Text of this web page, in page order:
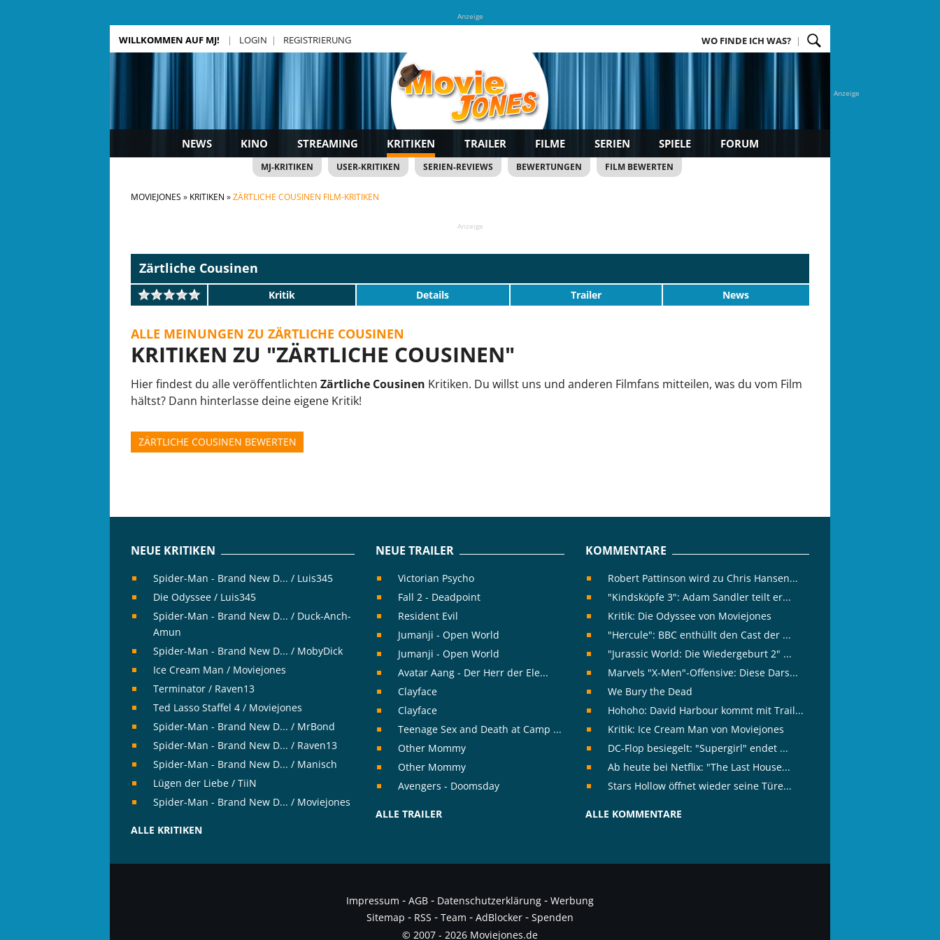
Anzeige
Anzeige
WILLKOMMEN AUF MJ! LOGIN REGISTRIERUNG WO FINDE ICH WAS?
NEWS KINO STREAMING KRITIKEN TRAILER FILME SERIEN SPIELE FORUM
MJ-KRITIKEN USER-KRITIKEN SERIEN-REVIEWS BEWERTUNGEN FILM BEWERTEN
MOVIEJONES KRITIKEN ZÄRTLICHE COUSINEN FILM-KRITIKEN
Anzeige
Zärtliche Cousinen
Kritik Details Trailer News
ALLE MEINUNGEN ZU ZÄRTLICHE COUSINEN
KRITIKEN ZU "ZÄRTLICHE COUSINEN"
Hier findest du alle veröffentlichten Zärtliche Cousinen Kritiken. Du willst uns und anderen Filmfans mitteilen, was du vom Film
hältst? Dann hinterlasse deine eigene Kritik!
ZÄRTLICHE COUSINEN BEWERTEN
NEUE KRITIKEN
Spider-Man - Brand New D... / Luis345
Die Odyssee / Luis345
Spider-Man - Brand New D... / Duck-Anch-
Amun
Spider-Man - Brand New D... / MobyDick
Ice Cream Man / Moviejones
Terminator / Raven13
Ted Lasso Staffel 4 / Moviejones
Spider-Man - Brand New D... / MrBond
Spider-Man - Brand New D... / Raven13
Spider-Man - Brand New D... / Manisch
Lügen der Liebe / TiiN
Spider-Man - Brand New D... / Moviejones
ALLE KRITIKEN
NEUE TRAILER
Victorian Psycho
Fall 2 - Deadpoint
Resident Evil
Jumanji - Open World
Jumanji - Open World
Avatar Aang - Der Herr der Ele...
Clayface
Clayface
Teenage Sex and Death at Camp ...
Other Mommy
Other Mommy
Avengers - Doomsday
ALLE TRAILER
KOMMENTARE
Robert Pattinson wird zu Chris Hansen...
"Kindsköpfe 3": Adam Sandler teilt er...
Kritik: Die Odyssee von Moviejones
"Hercule": BBC enthüllt den Cast der ...
"Jurassic World: Die Wiedergeburt 2" ...
Marvels "X-Men"-Offensive: Diese Dars...
We Bury the Dead
Hohoho: David Harbour kommt mit Trail...
Kritik: Ice Cream Man von Moviejones
DC-Flop besiegelt: "Supergirl" endet ...
Ab heute bei Netflix: "The Last House...
Stars Hollow öffnet wieder seine Türe...
ALLE KOMMENTARE
Impressum - AGB - Datenschutzerklärung - Werbung
Sitemap - RSS - Team - AdBlocker - Spenden
© 2007 - 2026 Moviejones.de